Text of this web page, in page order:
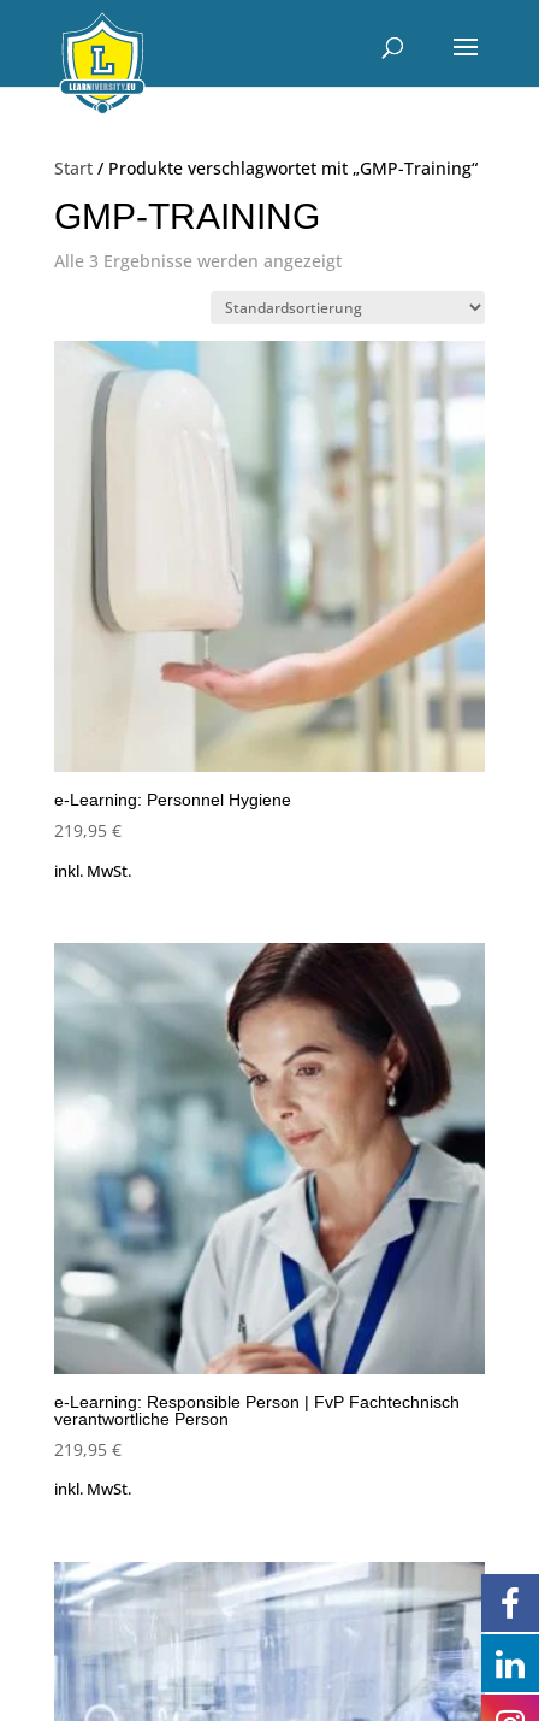
Start/ Produkte verschlagwortet mit „GMP-Training“
GMP-TRAINING
Alle 3 Ergebnisse werden angezeigt
e-Learning: Personnel Hygiene
219,95 €
inkl. MwSt.
e-Learning: Responsible Person | FvP Fachtechnisch
verantwortliche Person
219,95 €
inkl. MwSt.